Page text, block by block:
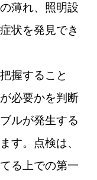
薄れ、照明設
状を発見でき
握すること
必要かを判断
ルが発生する
す。点検は、
る上での第一